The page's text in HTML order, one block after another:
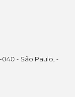
040 - São Paulo, -